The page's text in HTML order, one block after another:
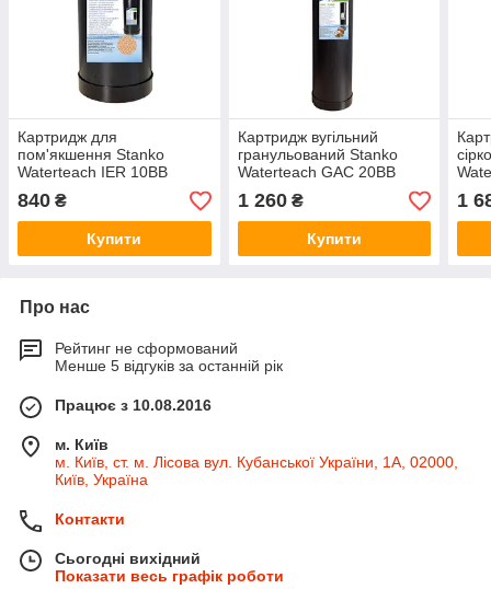
Картридж для
пом'якшення Stanko
Waterteach IER 10BB
840 ₴
Купити
Картридж вугільний
гранульований Stanko
Waterteach GAC 20BB
1 260₴
Купити
1
Про нас
Рейтинг не сформований
Менше 5 відгуків за останній рік
Працює з 10.08.2016
м. Київ
м. Київ, ст. м. Лісова вул. Кубанської України, 1А, 02000,
Київ, Україна
Контакти
Сьогодні вихідний
Показати весь графік роботи